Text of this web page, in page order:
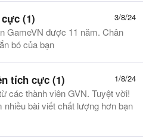
3/8/24
(1)
GameVN được 11 năm. Chân
bó của bạn
1/8/24
tích cực (1)
các thành viên GVN. Tuyệt vời!
nhiều bài viết chất lượng hơn bạn